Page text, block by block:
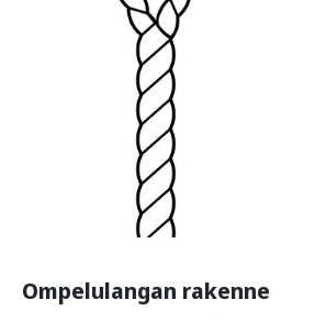
Ompelulangan rakenne